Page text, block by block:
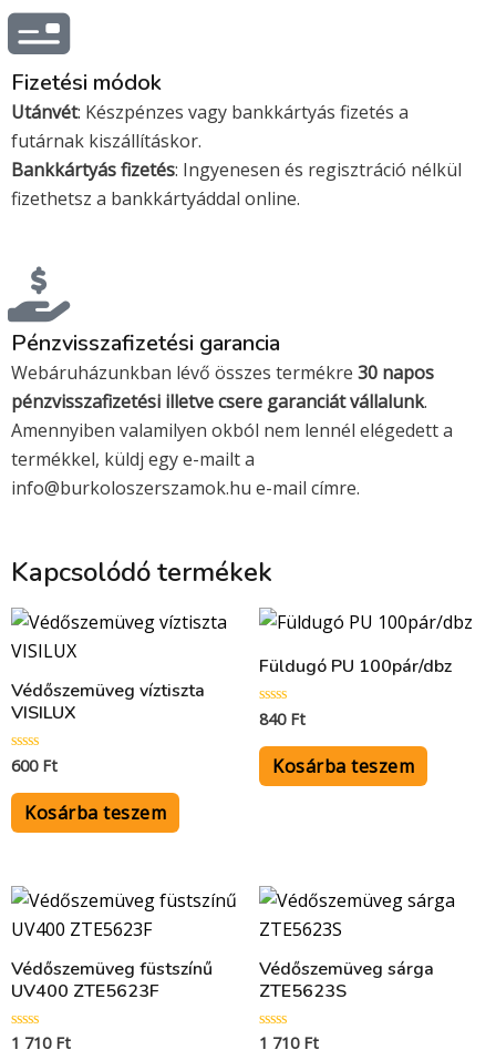
r
c
a
Fizetési módok
Utánvét: Készpénzes vagy bankkártyás fizetés a
futárnak kiszállításkor.
Bankkártyás fizetés: Ingyenesen és regisztráció nélkül
fizethetsz a bankkártyáddal online.
Pénzvisszafizetési garancia
Webáruházunkban lévő összes termékre 30 napos
pénzvisszafizetési illetve csere garanciát vállalunk.
Amennyiben valamilyen okból nem lennél elégedett a
termékkel, küldj egy e-mailt a
info@burkoloszerszamok.hu e-mail címre.
Kapcsolódó termékek
Védőszemüveg víztiszta
VISILUX
Értékelés:
/
600 Ft
Kosárba teszem
Füldugó PU 100pár/dbz
Értékelés:
/
840 Ft
Kosárba teszem
Védőszemüveg füstszínű
UV400 ZTE5623F
Értékelés:
1 710 Ft
Védőszemüveg sárga
ZTE5623S
Értékelés:
1 710 Ft